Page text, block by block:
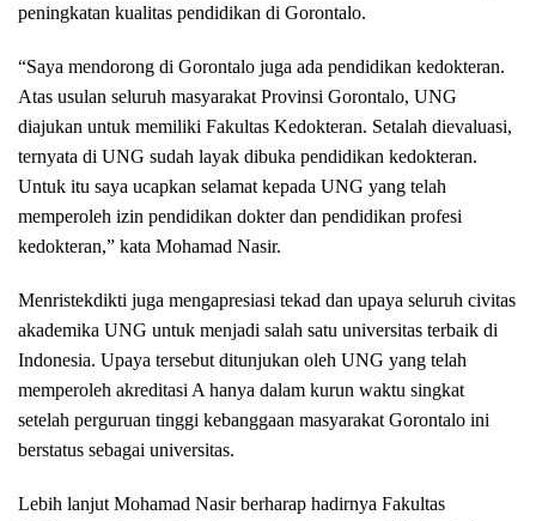
peningkatan kualitas pendidikan di Gorontalo.
“Saya mendorong di Gorontalo juga ada pendidikan kedokteran.
Atas usulan seluruh masyarakat Provinsi Gorontalo, UNG
diajukan untuk memiliki Fakultas Kedokteran. Setalah dievaluasi,
ternyata di UNG sudah layak dibuka pendidikan kedokteran.
Untuk itu saya ucapkan selamat kepada UNG yang telah
memperoleh izin pendidikan dokter dan pendidikan profesi
kedokteran,” kata Mohamad Nasir.
Menristekdikti juga mengapresiasi tekad dan upaya seluruh civitas
akademika UNG untuk menjadi salah satu universitas terbaik di
Indonesia. Upaya tersebut ditunjukan oleh UNG yang telah
memperoleh akreditasi A hanya dalam kurun waktu singkat
setelah perguruan tinggi kebanggaan masyarakat Gorontalo ini
berstatus sebagai universitas.
Lebih lanjut Mohamad Nasir berharap hadirnya Fakultas